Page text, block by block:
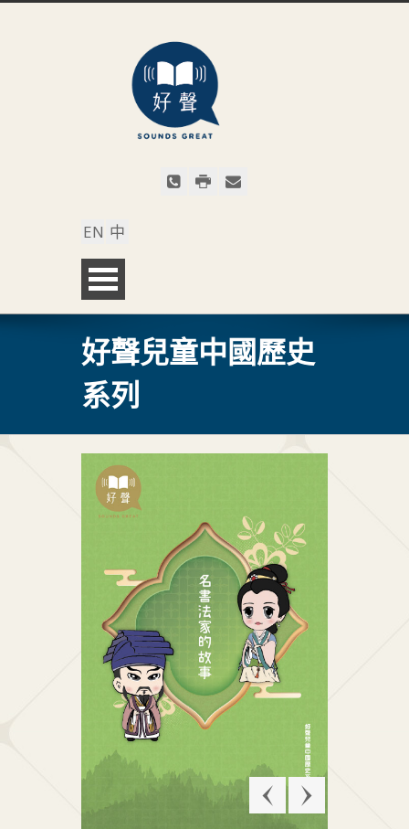
EN 中
好聲兒童中國歷史
系列